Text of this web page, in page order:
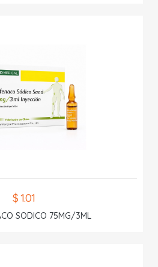
$ 1.01
SODICO 75MG/3ML